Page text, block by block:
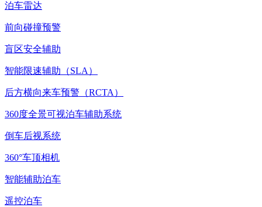
泊车雷达
前向碰撞预警
盲区安全辅助
智能限速辅助（SLA）
后方横向来车预警（RCTA）
360度全景可视泊车辅助系统
倒车后视系统
360°车顶相机
智能辅助泊车
遥控泊车